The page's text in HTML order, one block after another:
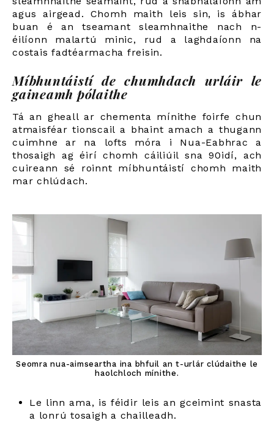
agus airgead. Chomh maith leis sin, is ábhar
buan é an tseamant sleamhnaithe nach n-
éilíonn malartú minic, rud a laghdaíonn na
costais fadtéarmacha freisin.
Míbhuntáistí de chumhdach urláir le
gaineamh pólaithe
Tá an gheall ar chementa mínithe foirfe chun
atmaisféar tionscail a bhaint amach a thugann
cuimhne ar na lofts móra i Nua-Eabhrac a
thosaigh ag éirí chomh cáiliúil sna 90idí, ach
cuireann sé roinnt míbhuntáistí chomh maith
mar chlúdach.
Seomra nua-aimseartha ina bhfuil an t-urlár clúdaithe le
haolchloch mínithe.
Le linn ama, is féidir leis an gceimint snasta
a lonrú tosaigh a chailleadh.